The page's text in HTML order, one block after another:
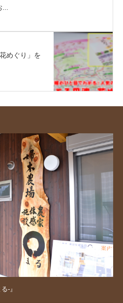
めぐり」を
-』